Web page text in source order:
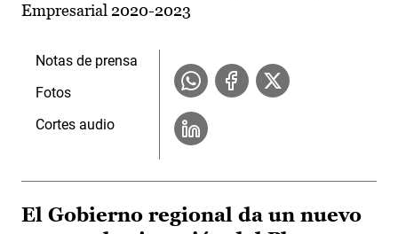
Empresarial 2020-2023
Notas de prensa
Fotos
Cortes audio
El Gobierno regional da un nuevo